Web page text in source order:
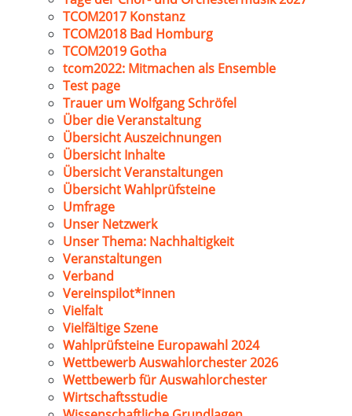
TCOM2017 Konstanz
TCOM2018 Bad Homburg
TCOM2019 Gotha
tcom2022: Mitmachen als Ensemble
Test page
Trauer um Wolfgang Schröfel
Über die Veranstaltung
Übersicht Auszeichnungen
Übersicht Inhalte
Übersicht Veranstaltungen
Übersicht Wahlprüfsteine
Umfrage
Unser Netzwerk
Unser Thema: Nachhaltigkeit
Veranstaltungen
Verband
Vereinspilot*innen
Vielfalt
Vielfältige Szene
Wahlprüfsteine Europawahl 2024
Wettbewerb Auswahlorchester 2026
Wettbewerb für Auswahlorchester
Wirtschaftsstudie